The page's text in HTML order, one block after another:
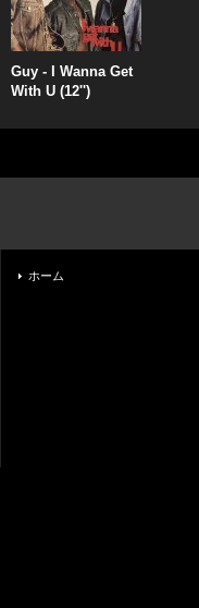
Guy - I Wanna Get
With U (12'')
ホーム